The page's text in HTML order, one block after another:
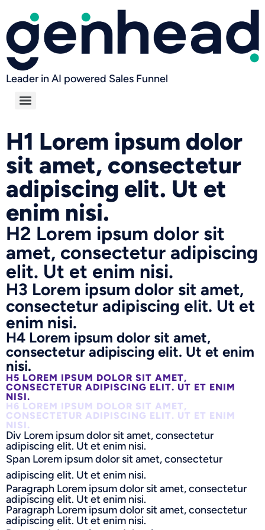
Leader in AI powered Sales Funnel
H1 Lorem ipsum dolor
sit amet, consectetur
adipiscing elit. Ut et
enim nisi.
H2 Lorem ipsum dolor sit
amet, consectetur adipiscing
elit. Ut et enim nisi.
H3 Lorem ipsum dolor sit amet,
consectetur adipiscing elit. Ut et
enim nisi.
H4 Lorem ipsum dolor sit amet,
consectetur adipiscing elit. Ut et enim
nisi.
H5 LOREM IPSUM DOLOR SIT AMET,
CONSECTETUR ADIPISCING ELIT. UT ET ENIM
NISI.
H6 LOREM IPSUM DOLOR SIT AMET,
CONSECTETUR ADIPISCING ELIT. UT ET ENIM
NISI.
Div Lorem ipsum dolor sit amet, consectetur
adipiscing elit. Ut et enim nisi.
Span Lorem ipsum dolor sit amet, consectetur
adipiscing elit. Ut et enim nisi.
Paragraph Lorem ipsum dolor sit amet, consectetur
adipiscing elit. Ut et enim nisi.
Paragraph Lorem ipsum dolor sit amet, consectetur
adipiscing elit. Ut et enim nisi.